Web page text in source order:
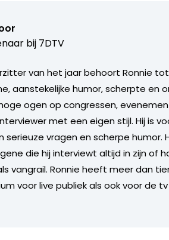
bij 7DTV
van het jaar behoort Ronnie
aanstekelijke humor, scherpte en
ogen op congressen,
met een eigen stijl. Hij is
serieuze vragen en scherpe humor.
die hij interviewt altijd in zijn of
vangrail. Ronnie heeft meer dan
voor live publiek als ook voor de